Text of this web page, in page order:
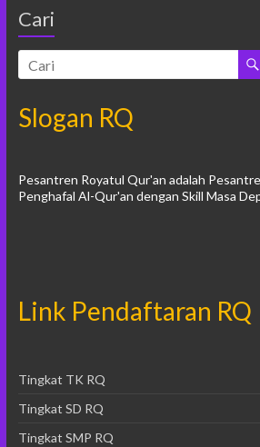
Cari
Slogan RQ
Pesantren Royatul Qur'an adalah
Penghafal Al-Qur'an dengan Skill Masa
Link Pendaftaran RQ
Tingkat TK RQ
Tingkat SD RQ
Tingkat SMP RQ